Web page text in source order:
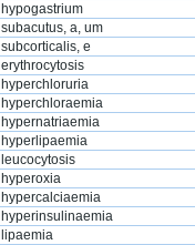
hypogastrium
subacutus, a, um
subcorticalis, e
erythrocytosis
hyperchloruria
hyperchloraemia
hypernatriaemia
hyperlipaemia
leucocytosis
hyperoxia
hypercalciaemia
hyperinsulinaemia
lipaemia